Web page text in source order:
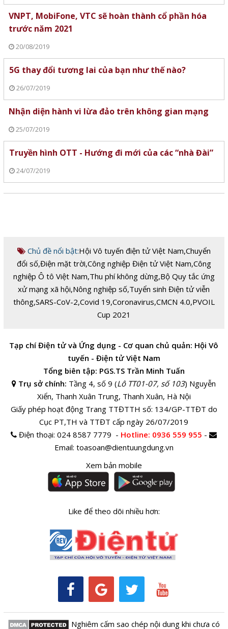
VNPT, MobiFone, VTC sẽ hoàn thành cổ phần hóa
trước năm 2021
20/08/2019
5G thay đổi tương lai của bạn như thế nào?
26/07/2019
Nhận diện hành vi lừa đảo trên không gian mạng
25/07/2019
Truyền hình OTT - Hướng đi mới của các “nhà Đài”
24/07/2019
Chủ đề nổi bật:Hội Vô tuyến điện tử Việt Nam,Chuyển
đổi số,Điện mặt trời,Công nghiệp Điện tử Việt Nam,Công
nghiệp Ô tô Việt Nam,Thu phí không dừng,Bộ Quy tắc ứng
xử mạng xã hội,Nông nghiệp số,Tuyển sinh Điện tử viễn
thông,SARS-CoV-2,Covid 19,Coronavirus,CMCN 4.0,PVOIL
Cup 2021
Tạp chí Điện tử và Ứng dụng - Cơ quan chủ quản: Hội Vô
tuyến - Điện tử Việt Nam
Tổng biên tập: PGS.TS Trần Minh Tuấn
Trụ sở chính: Tầng 4, số 9 (Lô TT01-07, số 103) Nguyễn
Xiển, Thanh Xuân Trung, Thanh Xuân, Hà Nội
Giấy phép hoạt động Trang TTĐTTH số: 134/GP-TTĐT do
Cục PT,TH và TTĐT cấp ngày 26/07/2019
Điện thoại:024 8587 7779 - Hotline: 0936 559 955 -
Email: toasoan@dientuungdung.vn
Xem bản mobile
Like để theo dõi nhiều hơn:
Nghiêm cấm sao chép nội dung khi chưa có